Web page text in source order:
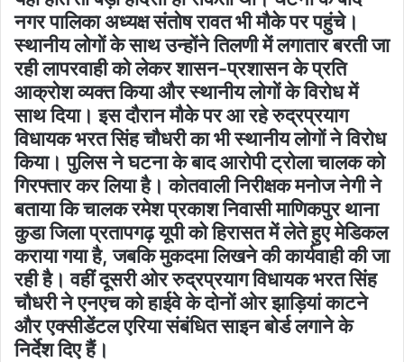
नगर पालिका अध्यक्ष संतोष रावत भी मौके पर पहुंचे।
स्थानीय लोगों के साथ उन्होंने तिलणी में लगातार बरती जा
रही लापरवाही को लेकर शासन-प्रशासन के प्रति
आक्रोश व्यक्त किया और स्थानीय लोगों के विरोध में
साथ दिया। इस दौरान मौके पर आ रहे रुद्रप्रयाग
विधायक भरत सिंह चौधरी का भी स्थानीय लोगों ने विरोध
किया। पुलिस ने घटना के बाद आरोपी ट्रोला चालक को
गिरफ्तार कर लिया है। कोतवाली निरीक्षक मनोज नेगी ने
बताया कि चालक रमेश प्रकाश निवासी माणिकपुर थाना
कुडा जिला प्रतापगढ़ यूपी को हिरासत में लेते हुए मेडिकल
कराया गया है, जबकि मुकदमा लिखने की कार्यवाही की जा
रही है। वहीं दूसरी ओर रुद्रप्रयाग विधायक भरत सिंह
चौधरी ने एनएच को हाईवे के दोनों ओर झाड़ियां काटने
और एक्सीडेंटल एरिया संबंधित साइन बोर्ड लगाने के
निर्देश दिए हैं।